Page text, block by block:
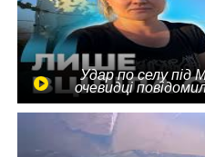
Удар по селу під
очевидці